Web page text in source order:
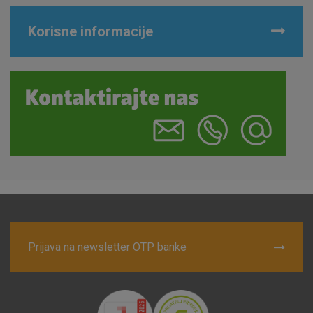
Korisne informacije
Prijava na newsletter OTP banke